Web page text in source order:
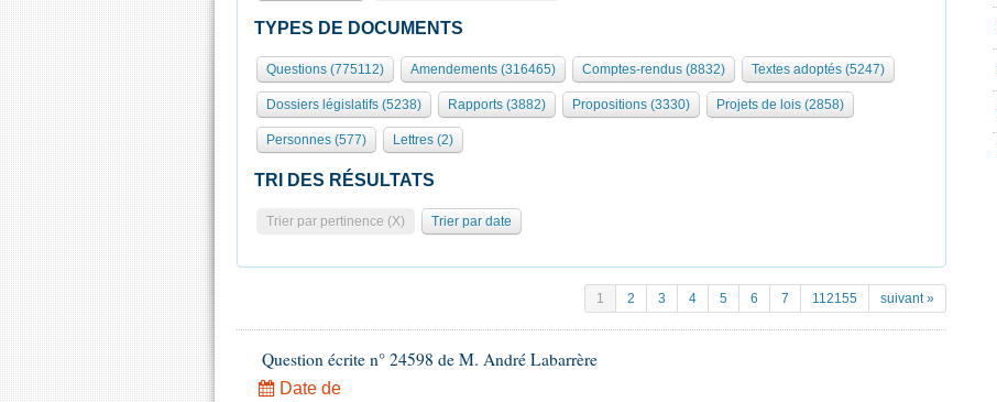
TYPES DE DOCUMENTS
Questions (775112) Amendements (316465) Comptes-rendus (8832) Textes adoptés (5247)
Dossiers législatifs (5238) Rapports (3882) Propositions (3330) Projets de lois (2858)
Personnes (577) Lettres (2)
TRI DES RÉSULTATS
Trier par pertinence (X) Trier par date
1 2 3 4 5 6 7 112155 suivant »
Question écrite n° 24598 de M. André Labarrère
Date de